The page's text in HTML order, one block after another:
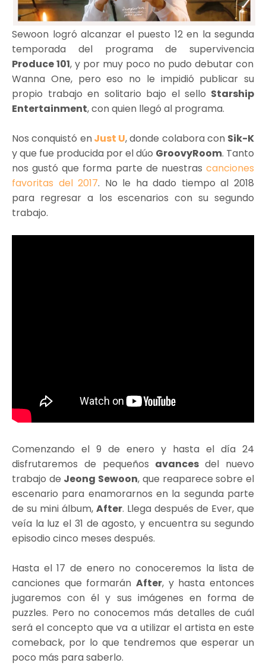
Sewoon logró alcanzar el puesto 12 en la segunda
temporada del programa de supervivencia
Produce 101, y por muy poco no pudo debutar con
Wanna One, pero eso no le impidió publicar su
propio trabajo en solitario bajo el sello Starship
Entertainment, con quien llegó al programa.
Nos conquistó enJust U, donde colabora con Sik-K
y que fue producida por el dúo GroovyRoom. Tanto
nos gustó que forma parte de nuestras canciones
favoritas del 2017. No le ha dado tiempo al 2018
para regresar a los escenarios con su segundo
trabajo.
Comenzando el 9 de enero y hasta el día 24
disfrutaremos de pequeños avancesdel nuevo
trabajo de Jeong Sewoon, que reaparece sobre el
escenario para enamorarnos en la segunda parte
de su mini álbum, After. Llega después de Ever, que
veía la luz el 31 de agosto, y encuentra su segundo
episodio cinco meses después.
Hasta el 17 de enero no conoceremos la lista de
canciones que formarán After, y hasta entonces
jugaremos con él y sus imágenes en forma de
puzzles. Pero no conocemos más detalles de cuál
será el concepto que va a utilizar el artista en este
comeback, por lo que tendremos que esperar un
poco más para saberlo.